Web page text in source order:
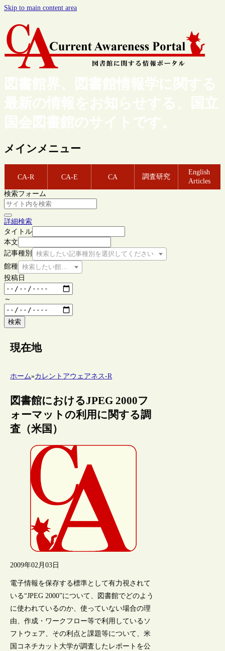
Skip to main content area
図書館界、図書館情報学に関する
最新の情報をお知らせする、国立
国会図書館のサイトです。
メインメニュー
CA-R CA-E CA 調査研究
English
Articles
検索フォーム
詳細検索
タイトル
本文
記事種別
検索したい記事種別を選択してください
館種 検索したい館種を選択してください
投稿日
～
検索
現在地
ホーム»カレントアウェアネス-R
図書館におけるJPEG 2000フ
ォーマットの利用に関する調
査（米国）
2009年02月03日
電子情報を保存する標準として有力視されて
いる“JPEG 2000”について、図書館でどのよう
に使われているのか、使っていない場合の理
由、作成・ワークフロー等で利用しているソ
フトウェア、その利点と課題等について、米
国コネチカット大学が調査したレポートを公